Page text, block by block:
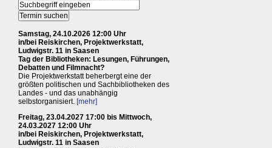
Samstag, 24.10.2026 12:00 Uhr
in/bei Reiskirchen, Projektwerkstatt,
Ludwigstr. 11 in Saasen
Tag der Bibliotheken: Lesungen, Führungen,
Debatten und Filmnacht?
Die Projektwerkstatt beherbergt eine der
größten politischen und Sachbibliotheken des
Landes - und das unabhängig
selbstorganisiert. [mehr]
Freitag, 23.04.2027 17:00 bis Mittwoch,
24.03.2027 12:00 Uhr
in/bei Reiskirchen, Projektwerkstatt,
Ludwigstr. 11 in Saasen